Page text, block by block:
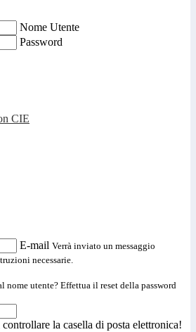
Nome Utente
Password
CIE
E-mail Verrà inviato un messaggio
necessarie.
nome utente? Effettua il reset della password
la casella di posta elettronica!